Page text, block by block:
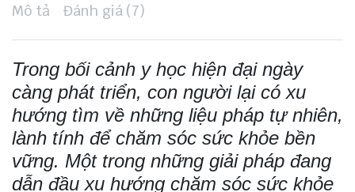
Mô tả Đánh giá (7)
Trong bối cảnh y học hiện đại ngày
càng phát triển, con người lại có xu
hướng tìm về những liệu pháp tự nhiên,
lành tính để chăm sóc sức khỏe bền
vững. Một trong những giải pháp đang
dẫn đầu xu hướng chăm sóc sức khỏe